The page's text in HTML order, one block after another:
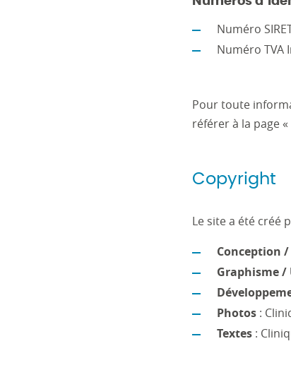
Numéro
Numéro TVA
Pour toute
référer à la page «
Copyright
Le site a été créé
Conception /
Graphisme /
Photos :
Textes :